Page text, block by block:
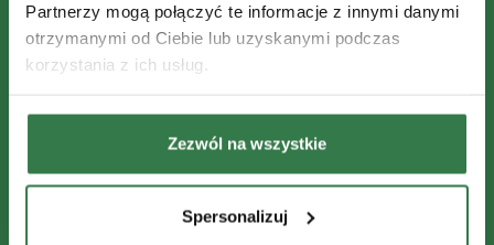
Partnerzy mogą połączyć te informacje z innymi danymi
otrzymanymi od Ciebie lub uzyskanymi podczas
korzystania z ich usług.
Zezwól na wszystkie
Spersonalizuj